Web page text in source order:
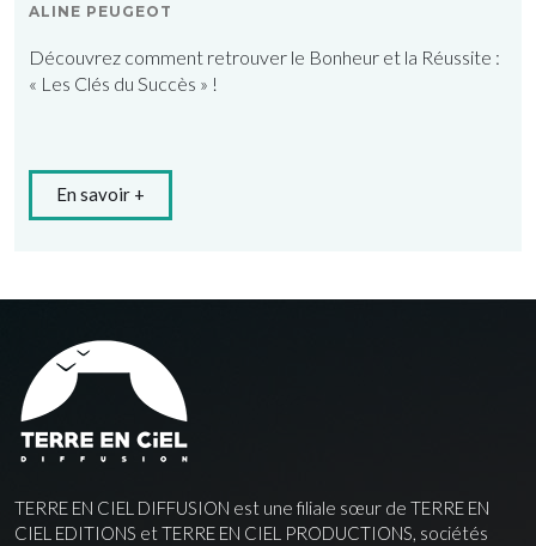
ALINE PEUGEOT
Découvrez comment retrouver le Bonheur et la Réussite :
« Les Clés du Succès » !
En savoir +
TERRE EN CIEL DIFFUSION est une filiale sœur de TERRE EN
CIEL EDITIONS et TERRE EN CIEL PRODUCTIONS, sociétés